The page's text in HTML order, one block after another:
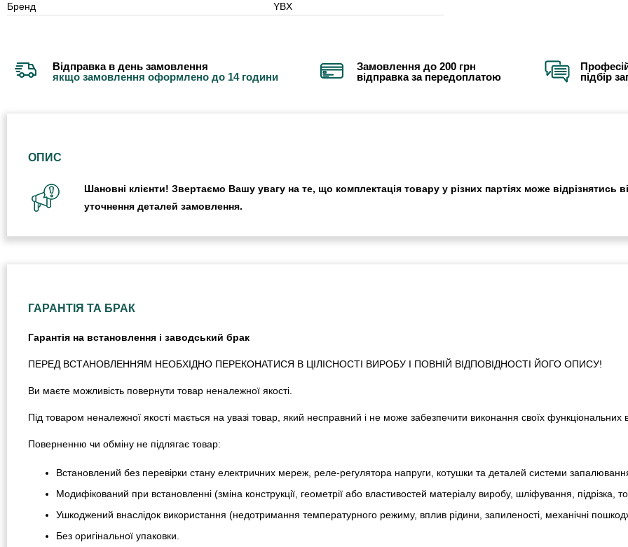
Бренд
YBX
Відправка в день замовлення
якщо замовлення оформлено до 14 години
Замовлення до 200 грн
відправка за передоплатою
підбір
ОПИС
Шановні клієнти! Звертаємо Вашу увагу на те, що комплектація товару у різних партіях може
уточнення деталей замовлення.
ГАРАНТІЯ ТА БРАК
Гарантія на встановлення і заводський брак
ПЕРЕД ВСТАНОВЛЕННЯМ НЕОБХІДНО ПЕРЕКОНАТИСЯ В ЦІЛІСНОСТІ ВИРОБУ І ПОВНІЙ ВІДПОВІДНОСТІ ЙОГО ОПИСУ!
Ви маєте можливість повернути товар неналежної якості.
Під товаром неналежної якості мається на увазі товар, який несправний і не може забезпечити виконання своїх функціональних
Поверненню чи обміну не підлягає товар:
Встановлений без перевірки стану електричних мереж, реле-регулято­ра напруги, котушки та деталей системи
Модифікований при встановленні (зміна конструкції, геометрії або властивостей матеріалу виробу, шліфування, підрізка,
Ушкоджений внаслідок використання (недотримання температурного режиму, вплив рідини, запиленості, механічні
Без оригінальної упаковки.